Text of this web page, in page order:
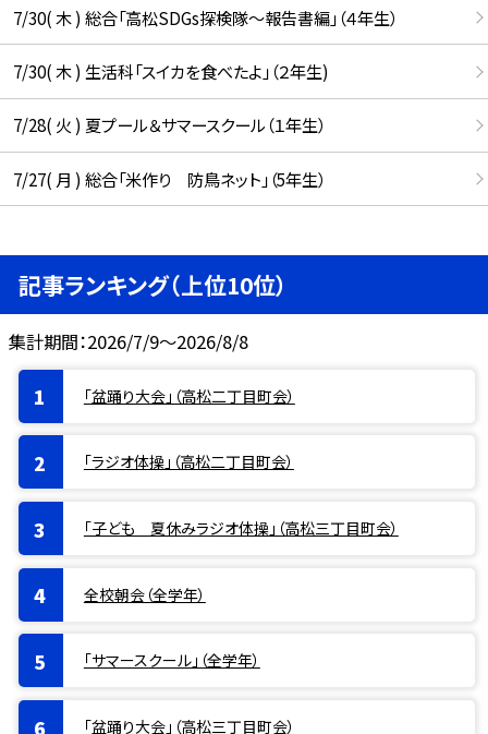
7/30( 木 ) 総合「高松SDGs探検隊〜報告書編」（４年生）
7/30( 木 ) 生活科「スイカを食べたよ」（２年生)
7/28( 火 ) 夏プール＆サマースクール（１年生）
7/27( 月 ) 総合「米作り 防鳥ネット」（5年生）
記事ランキング（上位10位）
集計期間：2026/7/9～2026/8/8
「盆踊り大会」（高松二丁目町会）
「ラジオ体操」（高松二丁目町会）
「子ども 夏休みラジオ体操」（高松三丁目町会）
全校朝会（全学年）
「サマースクール」（全学年）
「盆踊り大会」（高松三丁目町会）